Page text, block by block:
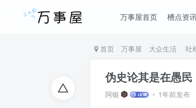
万事屋首页 槽点资
首页 万事屋 大众生活 吐
伪史论其是在愚民
阿银 1年前发布